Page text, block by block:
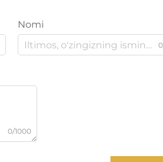
Nomi
0/1000